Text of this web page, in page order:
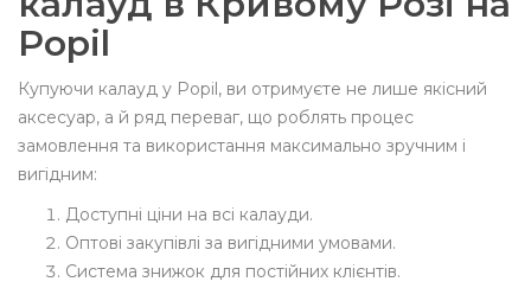
Popil
Купуючи калауд у Popil, ви отримуєте не лише якісний
аксесуар, а й ряд переваг, що роблять процес
замовлення та використання максимально зручним і
вигідним:
Доступні ціни на всі калауди.
Оптові закупівлі за вигідними умовами.
Система знижок для постійних клієнтів.